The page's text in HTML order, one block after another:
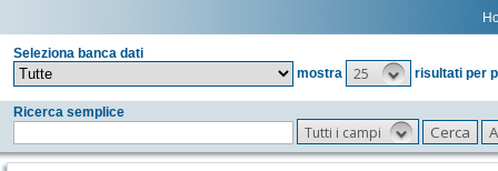
Seleziona banca dati
mostra
25 risultati per
Ricerca semplice
Tutti i campi